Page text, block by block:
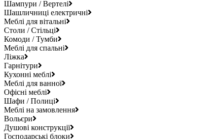
Шампури / Вертелі
Шашличниці електричні
Меблі для вітальні
Столи / Стільці
Комоди / Тумби
Меблі для спальні
Ліжка
Гарнітури
Кухонні меблі
Меблі для ванної
Офісні меблі
Шафи / Полиці
Меблі на замовлення
Вольєри
Душові конструкції
Господарські блоки